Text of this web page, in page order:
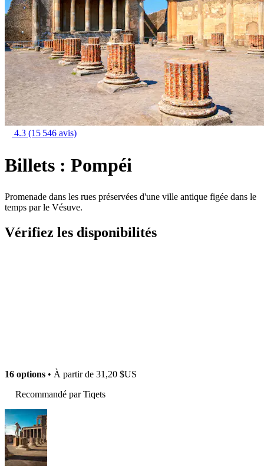
4.3 (15 546 avis)
Billets : Pompéi
Promenade dans les rues préservées d'une ville antique figée dans le
temps par le Vésuve.
Vérifiez les disponibilités
16 options • À partir de 31,20 $US
Recommandé par Tiqets